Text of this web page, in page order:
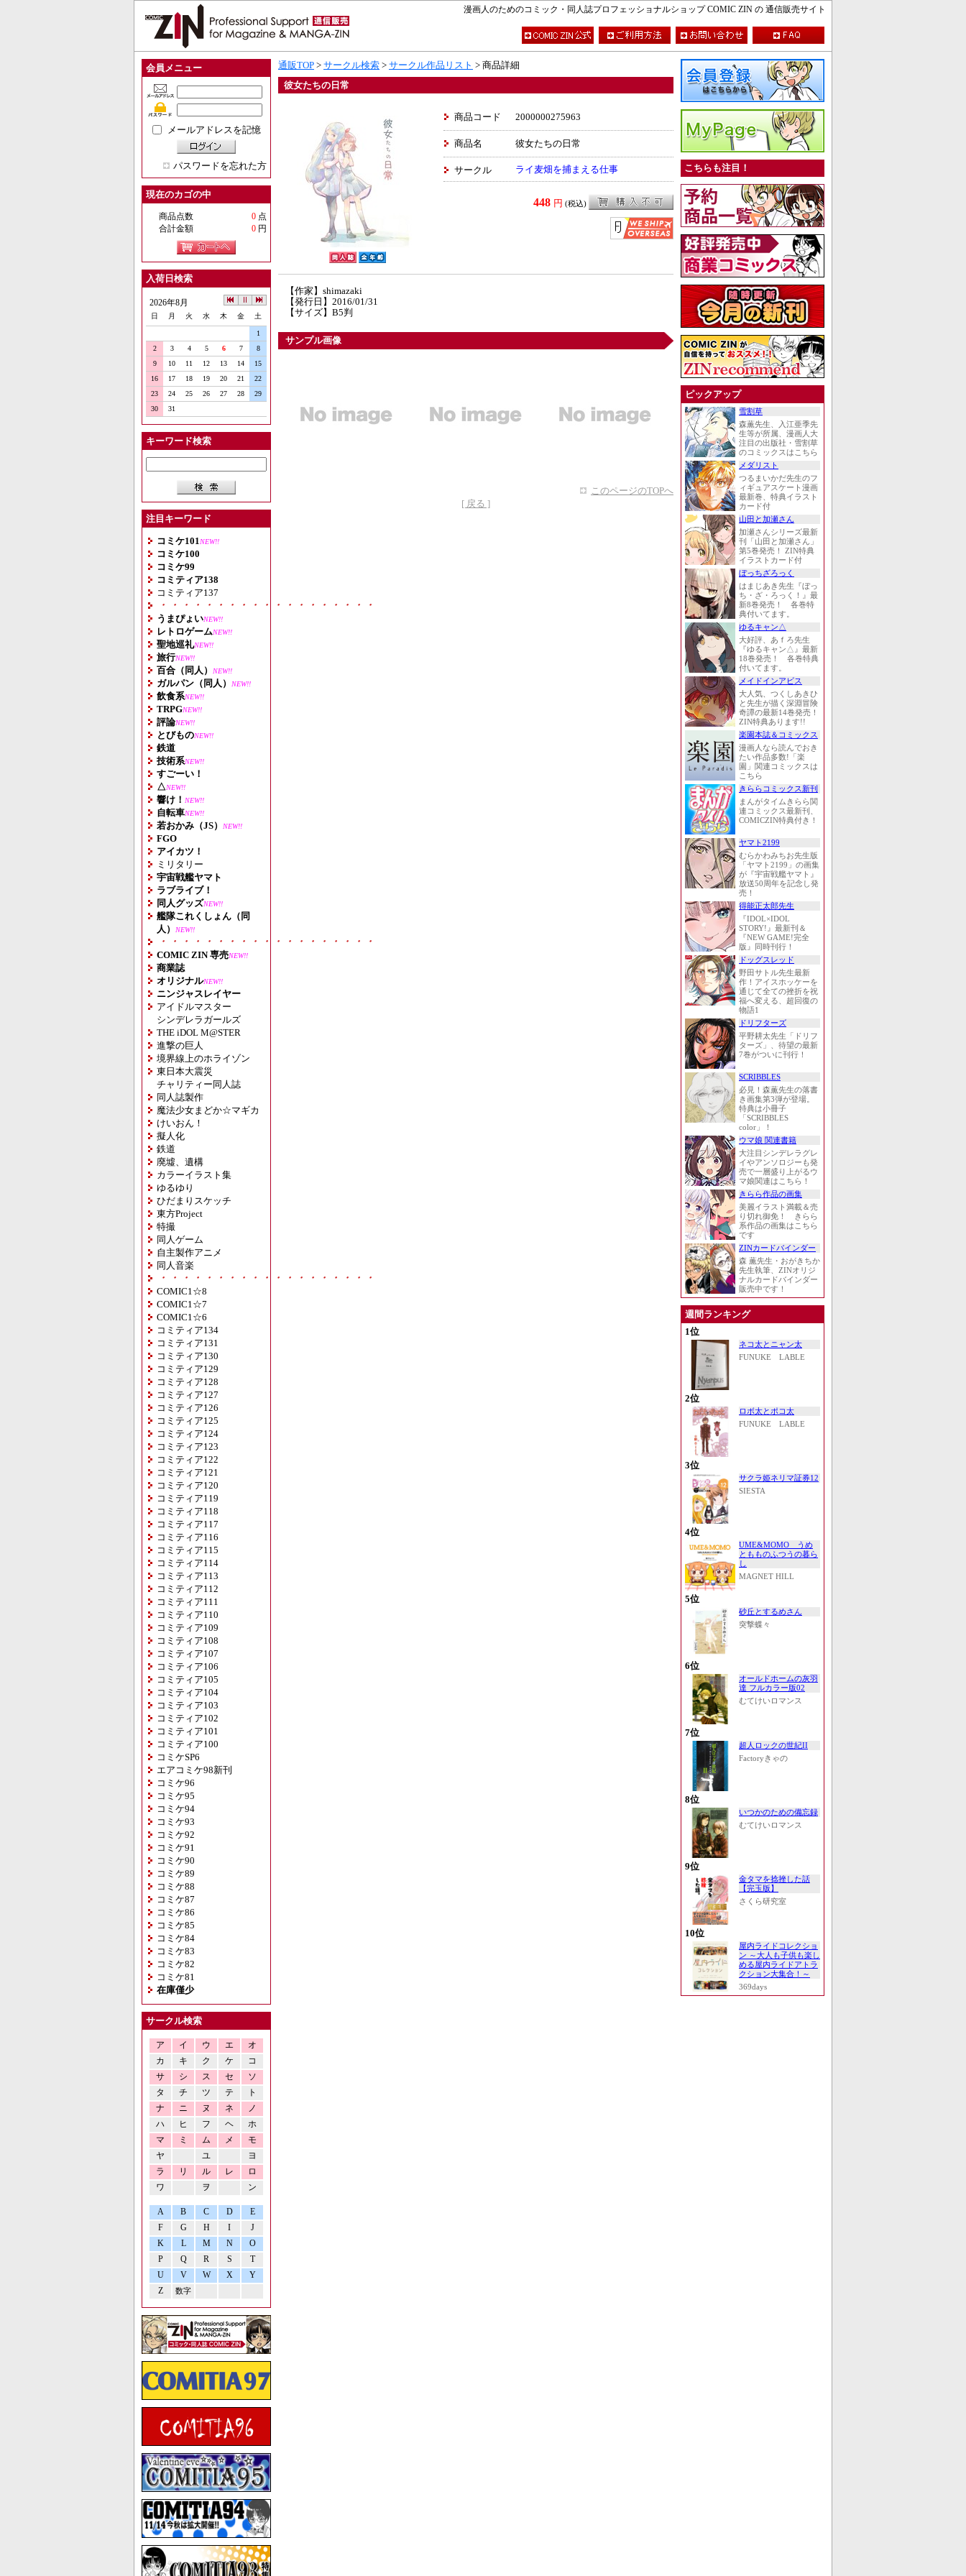
漫画人のためのコミック・同人誌プロフェッショナルショップ COMIC ZIN の 通信販売サイト
会員メニュー
メールアドレスを記憶
パスワードを忘れた方
現在のカゴの中
商品点数 0 点
合計金額
0 円
入荷日検索
2026年8月
日 月 火 水 木 金 土
1
2
3 4 5 6 7
8
9
10 11 12 13 14
15
16
17 18 19 20 21
22
23
24 25 26 27 28
29
30
31
キーワード検索
注目キーワード
コミケ101 NEW!!
コミケ100
コミケ99
コミティア138
コミティア137
・・・・・・・・・・・・・・・・・・・
うまぴょいNEW!!
レトロゲームNEW!!
聖地巡礼NEW!!
旅行NEW!!
百合（同人） NEW!!
ガルパン（同人） NEW!!
飲食系NEW!!
TRPGNEW!!
評論NEW!!
とびものNEW!!
鉄道
技術系NEW!!
すごーい！
△NEW!!
響け！ NEW!!
自転車NEW!!
若おかみ（JS） NEW!!
FGO
アイカツ！
ミリタリー
宇宙戦艦ヤマト
ラブライブ！
同人グッズNEW!!
艦隊これくしょん（同
人）
NEW!!
・・・・・・・・・・・・・・・・・・・
COMIC ZIN 専売NEW!!
商業誌
オリジナルNEW!!
ニンジャスレイヤー
アイドルマスター
シンデレラガールズ
THE iDOL M@STER
進撃の巨人
境界線上のホライゾン
東日本大震災
チャリティー同人誌
同人誌製作
魔法少女まどか☆マギカ
けいおん！
擬人化
鉄道
廃墟、遺構
カラーイラスト集
ゆるゆり
ひだまりスケッチ
東方Project
特撮
同人ゲーム
自主製作アニメ
同人音楽
・・・・・・・・・・・・・・・・・・・
COMIC1☆8
COMIC1☆7
COMIC1☆6
コミティア134
コミティア131
コミティア130
コミティア129
コミティア128
コミティア127
コミティア126
コミティア125
コミティア124
コミティア123
コミティア122
コミティア121
コミティア120
コミティア119
コミティア118
コミティア117
コミティア116
コミティア115
コミティア114
コミティア113
コミティア112
コミティア111
コミティア110
コミティア109
コミティア108
コミティア107
コミティア106
コミティア105
コミティア104
コミティア103
コミティア102
コミティア101
コミティア100
コミケSP6
エアコミケ98新刊
コミケ96
コミケ95
コミケ94
コミケ93
コミケ92
コミケ91
コミケ90
コミケ89
コミケ88
コミケ87
コミケ86
コミケ85
コミケ84
コミケ83
コミケ82
コミケ81
在庫僅少
サークル検索
ア イ ウ エ
オ
カ
キ ク ケ
コ
サ
シ ス セ
ソ
タ
チ ツ テ
ト
ナ
ニ ヌ ネ
ノ
ハ
ヒ フ ヘ
ホ
マ
ミ ム メ
モ
ヤ
ユ
ヨ
ラ
リ ル レ
ロ
ワ
ヲ ン
A B C D
E
F
G H I
J
K
L M N
O
P
Q R S
T
U
V W X
Y
Z
数字
通販TOP > サークル検索 > サークル作品リスト > 商品詳細
彼女たちの日常
商品コード 2000000275963
商品名 彼女たちの日常
サークル ライ麦畑を捕まえる仕事
448 円 (税込)
【作家】shimazaki
【発行日】2016/01/31
【サイズ】B5判
サンプル画像
このページのTOPへ
[ 戻る ]
こちらも注目！
ピックアップ
雪割草
森薫先生、入江亜季先
生等が所属、漫画人大
注目の出版社・雪割草
のコミックスはこちら
メダリスト
つるまいかだ先生のフ
ィギュアスケート漫画
最新巻、特典イラスト
カード付
山田と加瀬さん
加瀬さんシリーズ最新
刊「山田と加瀬さん」
第5巻発売！ ZIN特典
イラストカード付
ぼっちざろっく
はまじあき先生『ぼっ
ち・ざ・ろっく！』最
新8巻発売！ 各巻特
典付いてます。
ゆるキャン△
大好評、あｆろ先生
『ゆるキャン△』最新
18巻発売！ 各巻特典
付いてます。
メイドインアビス
大人気、つくしあきひ
と先生が描く深淵冒険
奇譚の最新14巻発売！
ZIN特典あります!!
楽園本誌＆コミックス
漫画人なら読んでおき
たい作品多数!「楽
園」関連コミックスは
こちら
きららコミックス新刊
まんがタイムきらら関
連コミックス最新刊、
COMICZIN特典付き！
ヤマト2199
むらかわみちお先生版
「ヤマト2199」の画集
が『宇宙戦艦ヤマト』
放送50周年を記念し発
売！
得能正太郎先生
『IDOL×IDOL
STORY!』最新刊＆
『NEW GAME!完全
版』同時刊行！
ドッグスレッド
野田サトル先生最新
作！アイスホッケーを
通じて全ての挫折を祝
福へ変える、超回復の
物語1
ドリフターズ
平野耕太先生「ドリフ
ターズ」、待望の最新
7巻がついに刊行！
SCRIBBLES
必見！森薫先生の落書
き画集第3弾が登場。
特典は小冊子
「SCRIBBLES
color」！
ウマ娘 関連書籍
大注目シンデレラグレ
イやアンソロジーも発
売で一層盛り上がるウ
マ娘関連はこちら！
きらら作品の画集
美麗イラスト満載＆売
り切れ御免！ きらら
系作品の画集はこちら
です
ZINカードバインダー
森 薫先生・おがきちか
先生執筆、ZINオリジ
ナルカードバインダー
販売中です！
週間ランキング
1位
ネコ太とニャン太
FUNUKE LABLE
2位
ロボ太とポコ太
FUNUKE LABLE
3位
サクラ姫ネリマ証券12
SIESTA
4位
UME&MOMO うめ
ともものふつうの暮ら
し
MAGNET HILL
5位
砂丘とするめさん
突撃蝶々
6位
オールドホームの灰羽
達 フルカラー版02
むてけいロマンス
7位
超人ロックの世紀II
Factoryきゃの
8位
いつかのための備忘録
むてけいロマンス
9位
金タマを捻挫した話
【完玉版】
さくら研究室
10位
屋内ライドコレクショ
ン ～大人も子供も楽し
める屋内ライドアトラ
クション大集合！～
369days